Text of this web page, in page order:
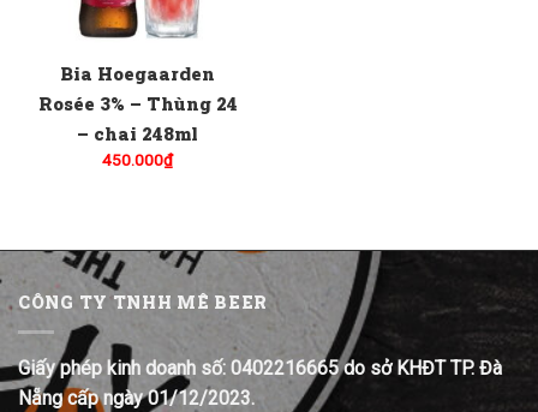
Bia Hoegaarden
Rosée 3% – Thùng 24
– chai 248ml
450.000₫
CÔNG TY TNHH MÊ BEER
Giấy phép kinh doanh số: 0402216665 do sở KHĐT TP. Đà
Nẵng cấp ngày 01/12/2023.